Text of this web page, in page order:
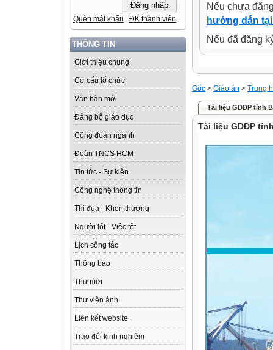
Quên mật khẩu ĐK thành viên
THÔNG TIN
Giới thiệu chung
Cơ cấu tổ chức
Văn bản mới
Đảng bộ giáo dục
Công đoàn ngành
Đoàn TNCS HCM
Tin tức - Sự kiện
Công nghệ thông tin
Thi đua - Khen thưởng
Người tốt - Việc tốt
Lịch công tác
Thông báo
Thư mời
Thư viện ảnh
Liên kết website
Trao đổi kinh nghiệm
Nếu chưa
hướng dẫn
Nếu đã đăng
Gốc > Giáo án > Trung
Tài liệu GDĐP tỉnh
Tài liệu GDĐP